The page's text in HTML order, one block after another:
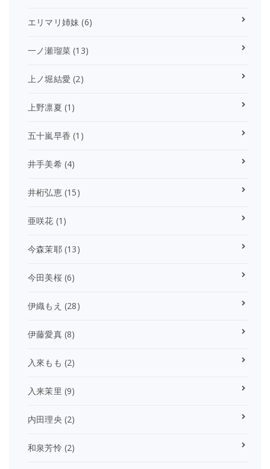
エリマリ姉妹 (6)
一ノ瀬瑠菜 (13)
上ノ堀結愛 (2)
上野凛夏 (1)
五十嵐早香 (1)
井手美希(4)
井桁弘恵(15)
亜咲花 (1)
今森茉耶(13)
今田美桜(6)
伊織もえ (28)
伊藤愛真(8)
入來もも (2)
入来茉里 (9)
内田理央 (2)
和泉芳怜 (2)